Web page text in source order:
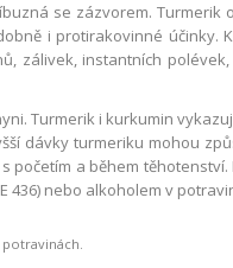
se zázvorem. Turmerik
i protirakovinné účinky.
zálivek, instantních
Turmerik i kurkumin
dávky turmeriku mohou
a během
436) nebo alkoholem v